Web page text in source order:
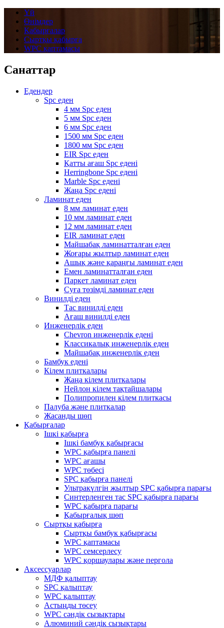
Үй
Өнімдер
Қабырғалар
Сыртқы қабырға
WPC қаптамасы
Санаттар
Едендер
Spc еден
4 мм Spc еден
5 мм Spc еден
6 мм Spc еден
1500 мм Spc еден
1800 мм Spc еден
EIR Spc еден
Қатты ағаш Spc едені
Herringbone Spc едені
Marble Spc едені
Жаңа Spc едені
Ламинат еден
8 мм ламинат еден
10 мм ламинат еден
12 мм ламинат еден
EIR ламинат еден
Майшабақ ламинатталған еден
Жоғары жылтыр ламинат еден
Ашық және қараңғы ламинат еден
Емен ламинатталған еден
Паркет ламинат еден
Суға төзімді ламинат еден
Винилді еден
Тас винилді еден
Ағаш винилді еден
Инженерлік еден
Chevron инженерлік едені
Классикалық инженерлік еден
Майшабақ инженерлік еден
Бамбук едені
Кілем плиткалары
Жаңа кілем плиткалары
Нейлон кілем тақтайшалары
Полипропилен кілем плиткасы
Палуба және плиткалар
Жасанды шөп
Қабырғалар
Ішкі қабырға
Ішкі бамбук қабырғасы
WPC қабырға панелі
WPC ағашы
WPC төбесі
SPC қабырға панелі
Ультракүлгін жылтыр SPC қабырға парағы
Синтерленген тас SPC қабырға парағы
WPC қабырға парағы
Қабырғалық шөп
Сыртқы қабырға
Сыртқы бамбук қабырғасы
WPC қаптамасы
WPC семсерлесу
WPC қоршаулары және пергола
Аксессуарлар
МДФ қалыптау
SPC қалыптау
WPC қалыптау
Астыңды төсеу
WPC сәндік сызықтары
Алюминий сәндік сызықтары